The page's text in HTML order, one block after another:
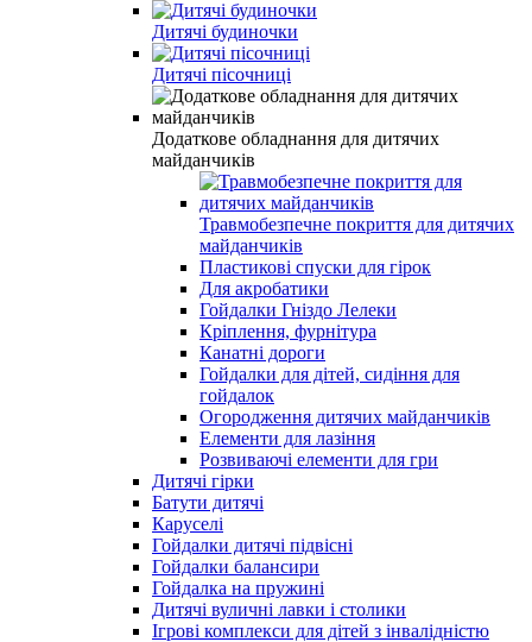
Дитячі будиночки
Дитячі пісочниці
Додаткове обладнання для дитячих
майданчиків
Травмобезпечне покриття для дитячих
майданчиків
Пластикові спуски для гірок
Для акробатики
Гойдалки Гніздо Лелеки
Кріплення, фурнітура
Канатні дороги
Гойдалки для дітей, сидіння для
гойдалок
Огородження дитячих майданчиків
Елементи для лазіння
Розвиваючі елементи для гри
Дитячі гірки
Батути дитячі
Каруселі
Гойдалки дитячі підвісні
Гойдалки балансири
Гойдалка на пружині
Дитячі вуличні лавки і столики
Ігрові комплекси для дітей з інвалідністю